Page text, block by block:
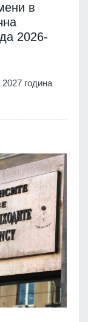
в
2026-
година